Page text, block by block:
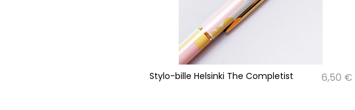
Stylo-bille Helsinki The Completist 6,50 €